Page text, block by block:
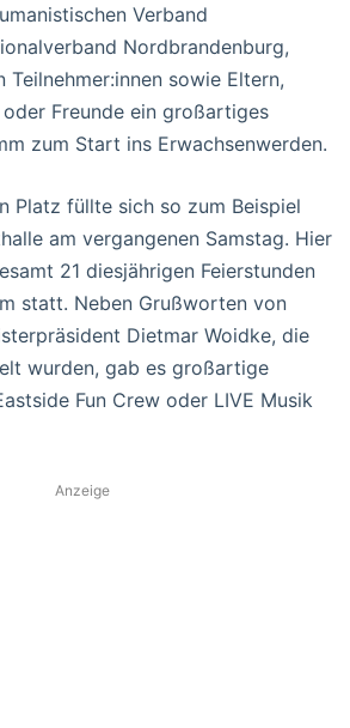
Verband
Nordbrandenburg,
Teilnehmer:innen sowie Eltern,
Freunde ein großartiges
zum Start ins Erwachsenwerden.
Platz füllte sich so zum Beispiel
am vergangenen Samstag. Hier
21 diesjährigen Feierstunden
statt. Neben Grußworten von
Dietmar Woidke, die
wurden, gab es großartige
Fun Crew oder LIVE Musik
Anzeige